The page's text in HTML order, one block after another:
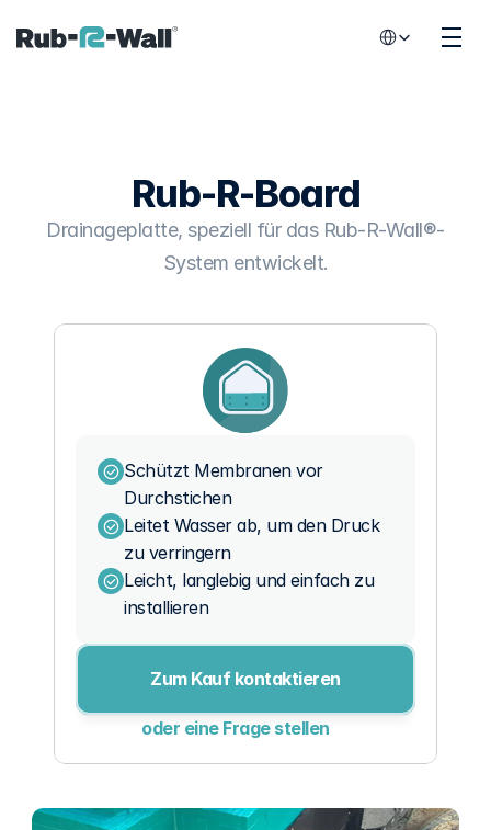
Rub-R-Board
Drainageplatte, speziell für das Rub-R-Wall®-
System entwickelt.
Schützt Membranen vor
Durchstichen
Leitet Wasser ab, um den Druck
zu verringern
Leicht, langlebig und einfach zu
installieren
Zum Kauf kontaktieren
oder eine Frage stellen